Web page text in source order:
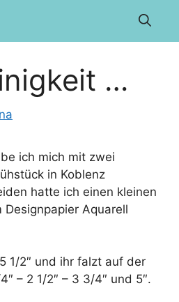
…
ich mich mit zwei
in Koblenz
hatte ich einen kleinen
Aquarell
1/2″ und ihr falzt auf der
– 2 1/2″ – 3 3/4″ und 5″.